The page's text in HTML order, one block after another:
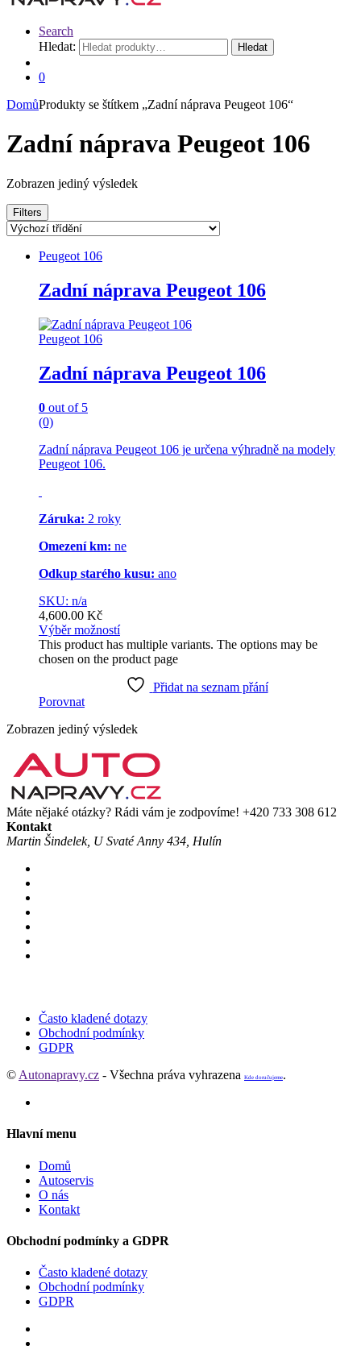
Search
Hledat:
Hledat
0
DomůProdukty se štítkem „Zadní náprava Peugeot 106“
Zadní náprava Peugeot 106
Zobrazen jediný výsledek
Filters
Peugeot 106
Zadní náprava Peugeot 106
Peugeot 106
Zadní náprava Peugeot 106
0 out of 5
(0)
Zadní náprava Peugeot 106 je určena výhradně na modely
Peugeot 106.
Záruka: 2 roky
Omezení km: ne
Odkup starého kusu: ano
SKU: n/a
4,600.00 Kč
Výběr možností
This product has multiple variants. The options may be
chosen on the product page
Přidat na seznam přání
Porovnat
Zobrazen jediný výsledek
Máte nějaké otázky? Rádi vám je zodpovíme! +420 733 308 612
Kontakt
Martin Šindelek, U Svaté Anny 434, Hulín
Často kladené dotazy
Obchodní podmínky
GDPR
© Autonapravy.cz - Všechna práva vyhrazena Kde doručujeme.
Hlavní menu
Domů
Autoservis
O nás
Kontakt
Obchodní podmínky a GDPR
Často kladené dotazy
Obchodní podmínky
GDPR